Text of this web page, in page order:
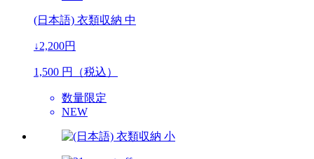
(日本語) 衣類収納 中
↓2,200円
1,500 円（税込）
数量限定
NEW